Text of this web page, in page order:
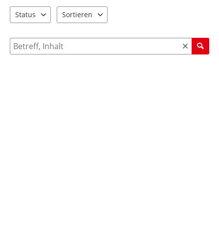
Status
Sortieren
Suche nach Meldungen und Kommentaren